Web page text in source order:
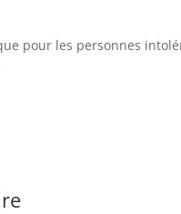
pour les personnes